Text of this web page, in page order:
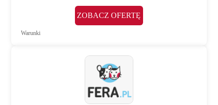
ZOBACZ OFERTĘ
Warunki